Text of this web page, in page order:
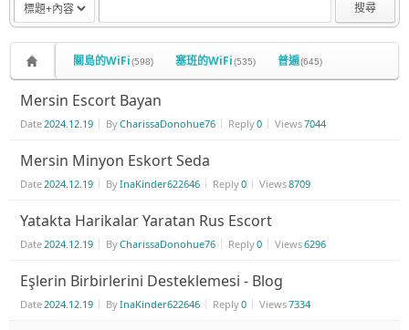
搜尋
關島的WiFi(598) 塞班的WiFi(535) 普遍(645)
Mersin Escort Bayan
Date2024.12.19 ByCharissaDonohue76 Reply0 Views7044
Mersin Minyon Eskort Seda
Date2024.12.19 ByInaKinder622646 Reply0 Views8709
Yatakta Harikalar Yaratan Rus Escort
Date2024.12.19 ByCharissaDonohue76 Reply0 Views6296
Eşlerin Birbirlerini Desteklemesi - Blog
Date2024.12.19 ByInaKinder622646 Reply0 Views7334